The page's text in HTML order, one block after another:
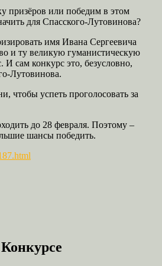
призёров или победим в этом
для Спасского-Лутовинова?
имя Ивана Сергеевича
и ту великую гуманистическую
сам конкурс это, безусловно,
Лутовинова.
чтобы успеть проголосовать за
до 28 февраля. Поэтому –
шансы победить.